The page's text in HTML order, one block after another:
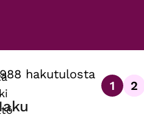
hakutulosta
Sivu
1 2